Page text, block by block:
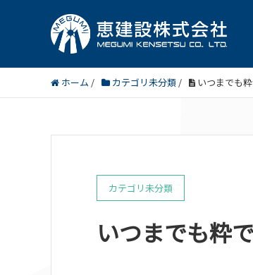
ホーム / カテゴリ未分類 / いつまでも
カテゴリ未分類
いつまでも粋